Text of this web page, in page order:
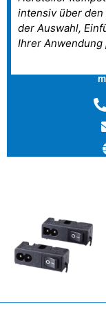
intensiv über
der Auswahl,
Ihrer Anwendung